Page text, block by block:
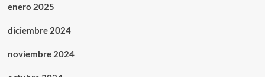
enero 2025
diciembre 2024
noviembre 2024